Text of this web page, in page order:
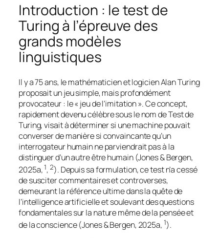
Introduction : le test de
Turing à l’épreuve des
grands modèles
linguistiques
Il y a 75 ans, le mathématicien et logicien Alan Turing
proposait un jeu simple, mais profondément
provocateur : le « jeu de l’imitation ». Ce concept,
rapidement devenu célèbre sous le nom de Test de
Turing, visait à déterminer si une machine pouvait
converser de manière si convaincante qu’un
interrogateur humain ne parviendrait pas à la
distinguer d’un autre être humain (Jones & Bergen,
2025a,1,2). Depuis sa formulation, ce test n’a cessé
de susciter commentaires et controverses,
demeurant la référence ultime dans la quête de
l’intelligence artificielle et soulevant des questions
fondamentales sur la nature même de la pensée et
de la conscience (Jones & Bergen, 2025a, 1).